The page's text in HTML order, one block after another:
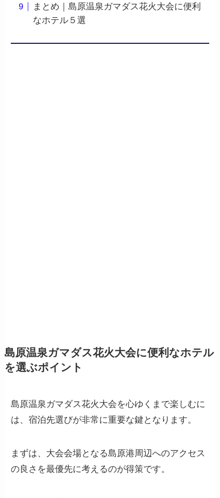
まとめ｜島原温泉ガマダス花火大会に便利
なホテル５選
島原温泉ガマダス花火大会に便利なホテル
を選ぶポイント
島原温泉ガマダス花火大会を心ゆくまで楽しむに
は、宿泊先選びが非常に重要な鍵となります。
まずは、大会会場となる島原港周辺へのアクセス
の良さを最優先に考えるのが得策です。